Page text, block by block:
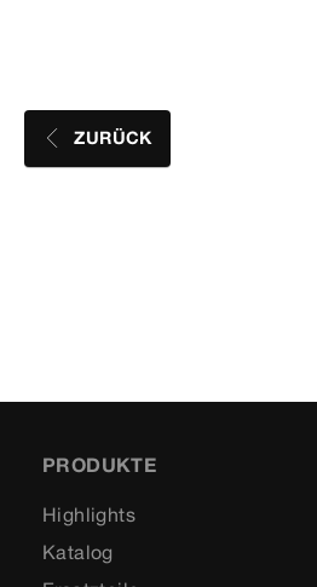
ZURÜCK
PRODUKTE
Highlights
Katalog